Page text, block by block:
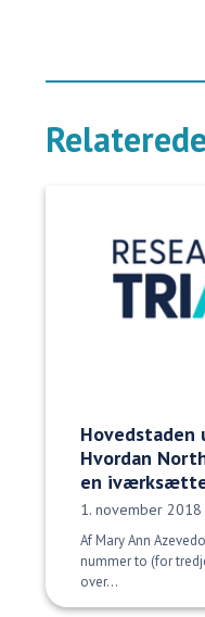
Hovedstaden
Hvordan
en
Udgivelsesdato:
1. november 2018
Af Mary Ann
nummer to (for
over...